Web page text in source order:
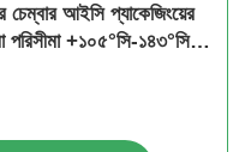
চেম্বার আইসি প্যাকেজিংয়ের
পরিসীমা +১০৫°সি-১৪৩°সি